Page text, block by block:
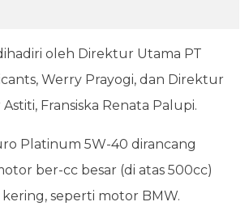
oleh Direktur Utama PT
Werry Prayogi, dan Direktur
Fransiska Renata Palupi.
Platinum 5W-40 dirancang
ber-cc besar (di atas 500cc)
seperti motor BMW.